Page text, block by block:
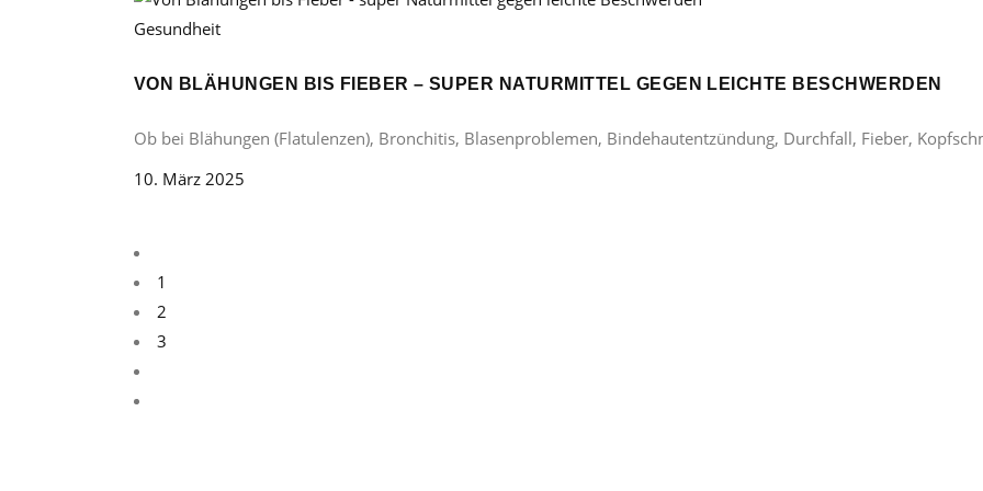
Gesundheit
VON BLÄHUNGEN BIS FIEBER – SUPER NATURMITTEL GEGEN LEICHTE BESCHWERDEN
Ob bei Blähungen (Flatulenzen), Bronchitis, Blasenproblemen, Bindehautentzündung, Durchfall, Fieber,
10. März 2025
1
2
3